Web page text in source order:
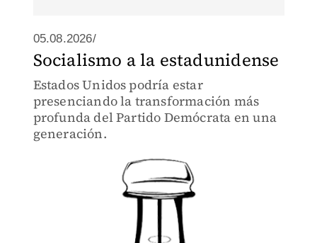
05.08.2026/
Socialismo a la estadunidense
Estados Unidos podría estar
presenciando la transformación más
profunda del Partido Demócrata en una
generación.